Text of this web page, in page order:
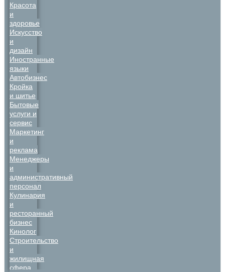
Красота
и
здоровье
Искусство
и
дизайн
Иностранные
языки
Автобизнес
Кройка
и шитье
Бытовые
услуги и
сервис
Маркетинг
и
реклама
Менеджеры
и
административный
персонал
Кулинария
и
ресторанный
бизнес
Кинолог
Строительство
и
жилищная
сфера